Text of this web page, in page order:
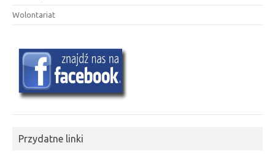
Wolontariat
Przydatne linki